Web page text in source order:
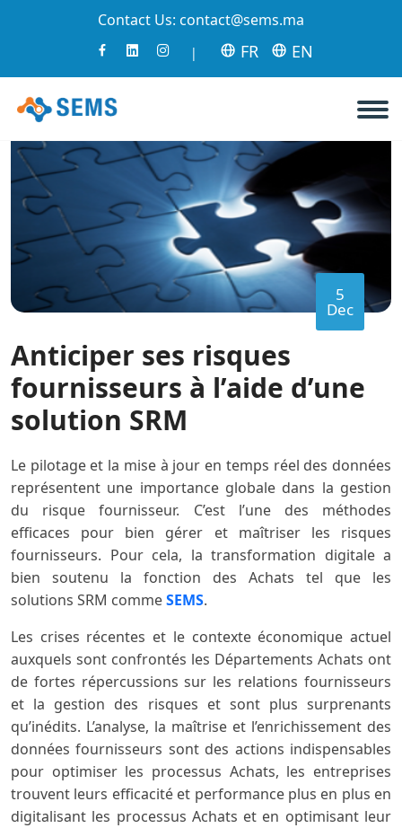
Contact Us: contact@sems.ma
| FR EN
5
Dec
Anticiper ses risques
fournisseurs à l’aide d’une
solution SRM
Le pilotage et la mise à jour en temps réel des données
représentent une importance globale dans la gestion
du risque fournisseur. C’est l’une des méthodes
efficaces pour bien gérer et maîtriser les risques
fournisseurs. Pour cela, la transformation digitale a
bien soutenu la fonction des Achats tel que les
solutions SRM commeSEMS.
Les crises récentes et le contexte économique actuel
auxquels sont confrontés les Départements Achats ont
de fortes répercussions sur les relations fournisseurs
et la gestion des risques et sont plus surprenants
qu’inédits. L’analyse, la maîtrise et l’enrichissement des
données fournisseurs sont des actions indispensables
pour optimiser les processus Achats, les entreprises
trouvent leurs efficacité et performance plus en plus en
digitalisant les processus Achats et en optimisant leur